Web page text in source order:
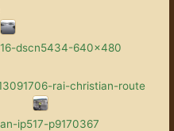
16-dscn5434-640x480
rai-christian-route
ip517-p9170367